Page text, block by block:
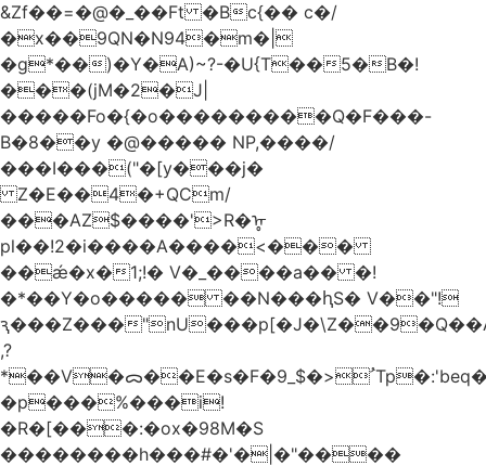
&Zf��=�@�_��Ft �Bc{�� c�/
�x��9QN�N94�m�|
�g*��)�Y�A)~?-�U{T��5�B�!
���(jM�2�J|
�����Fo�{�o���������Q�F���-
B�8��y �@����� NP,����/
���I���("�[y���j�
Z�E��4�+QCm/
���AZ$����'>R�ᡎ
pl��!2�i����A����<���
��ǽ�x�1;!� V�_����a�� �!
�*��Y�o����� ��N���ԧS� V��"!
ԇ���Z���
,?
*��V�ᯅ��E�s�F�ﹸ<�$_9Tp�:'beq�Mfcn�oj�n��,�>N4�S+b���p1&}&�|
�p���%���i!
�R�[���:�ox�98M�S
��������h���#�'�|�"����